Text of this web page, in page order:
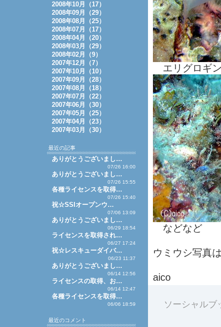
エリグロギ
などなど
ウミウシ写真
aico
ソーシャルブ
2008年10月（17）
2008年09月（29）
2008年08月（25）
2008年07月（17）
2008年04月（20）
2008年03月（29）
2008年02月（9）
2007年12月（7）
2007年10月（10）
2007年09月（28）
2007年08月（18）
2007年07月（22）
2007年06月（30）
2007年05月（25）
2007年04月（23）
2007年03月（30）
最近の記事
ありがとうございまし…
07/26 16:00
ありがとうございまし…
07/26 15:55
各種ライセンスを取得…
07/26 15:40
祝☆SSIオープンウ…
07/06 13:09
ありがとうございまし…
06/29 18:54
ライセンスを取得され…
06/27 17:24
祝☆レスキューダイバ…
06/23 11:37
ありがとうございまし…
06/14 12:56
ライセンスの取得、お…
06/14 12:47
各種ライセンスを取得…
06/06 18:59
最近のコメント